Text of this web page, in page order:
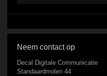
Neem contact op
Decal Digitale Communicatie
Standaardmolen 44